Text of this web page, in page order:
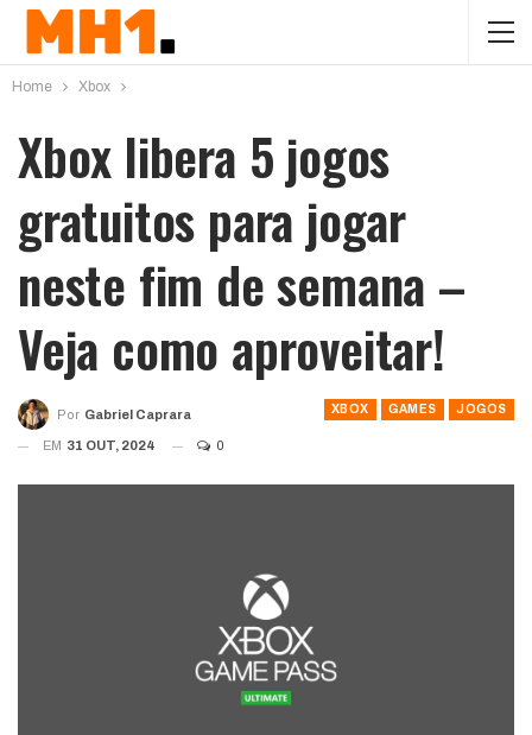
Home Xbox
Xbox libera 5 jogos
gratuitos para jogar
neste fim de semana –
Veja como aproveitar!
XBOX GAMES JOGOS
Por Gabriel Caprara
EM 31 OUT, 2024 0